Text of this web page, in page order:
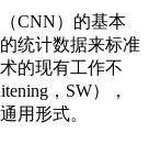
CNN）的基本
统计数据来标准
的现有工作不
，SW），
用形式。